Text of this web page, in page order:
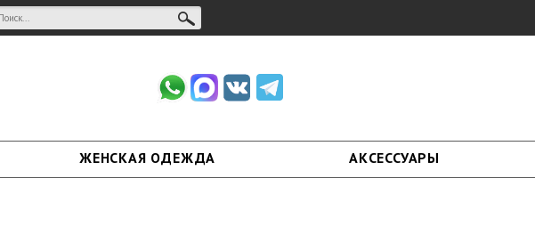
ЖЕНСКАЯ ОДЕЖДА АКСЕССУАРЫ